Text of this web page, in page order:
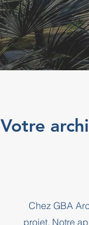
Votre
Chez GBA
projet. Notre